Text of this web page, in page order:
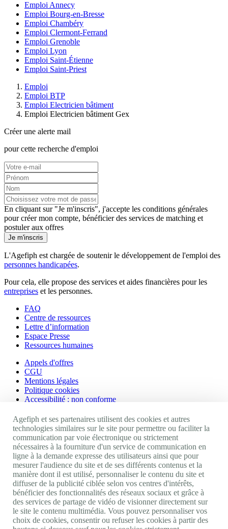
Emploi Annecy
Emploi Bourg-en-Bresse
Emploi Chambéry
Emploi Clermont-Ferrand
Emploi Grenoble
Emploi Lyon
Emploi Saint-Étienne
Emploi Saint-Priest
Emploi
Emploi BTP
Emploi Electricien bâtiment
Emploi Electricien bâtiment Gex
Créer une alerte mail
pour cette recherche d'emploi
En cliquant sur "Je m'inscris", j'accepte les conditions générales
pour créer mon compte, bénéficier des services de matching et
postuler aux offres
Je m'inscris
L'Agefiph est chargée de soutenir le développement de l'emploi des
personnes handicapées.
Pour cela, elle propose des services et aides financières pour les
entreprises et les personnes.
FAQ
Centre de ressources
Lettre d’information
Espace Presse
Ressources humaines
Appels d'offres
CGU
Mentions légales
Politique cookies
Accessibilité : non conforme
Nos autres sites
Site portail Agefiph
Activateur de progrès
Handinnov
Innovation et recherche
Université du RRH
Service AppuiPro
Nous suivre
Agefiph et ses partenaires utilisent des cookies et autres
technologies similaires sur le site pour permettre ou faciliter la
communication par voie électronique ou strictement
nécessaires à la fourniture d'un service de communication en
ligne à la demande expresse des utilisateurs ainsi que pour
mesurer l'audience du site et de ses différents contenus et la
manière dont il est utilisé, personnaliser le contenu du site et
diffuser de la publicité ciblée selon vos centres d'intérêts,
bénéficier des fonctionnalités des réseaux sociaux et grâce à
des services de partage de vidéo de visionner directement sur
le site le contenu multimédia. Vous pouvez personnaliser vos
choix de cookies, consentir ou refuser les cookies à partir des